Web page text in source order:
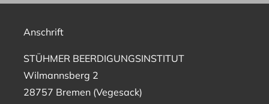
Anschrift
STÜHMER BEERDIGUNGSINSTITUT
Wilmannsberg 2
28757 Bremen (Vegesack)